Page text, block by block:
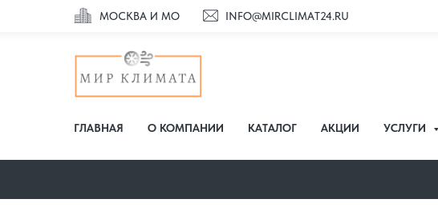
МОСКВА И МО INFO@MIRCLIMAT24.RU
ГЛАВНАЯ О КОМПАНИИ КАТАЛОГ АКЦИИ УСЛУГИ